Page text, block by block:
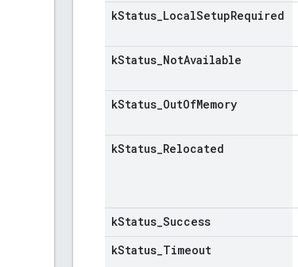
kStatus LocalSetupRequired
kStatus NotAvailable
kStatus OutOfMemory
kStatus Relocated
kStatus Success
kStatus Timeout